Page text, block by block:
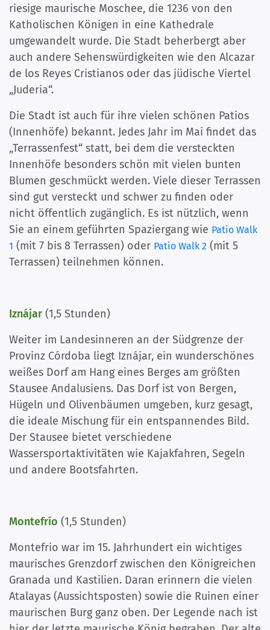
riesige maurische Moschee, die 1236 von den
Katholischen Königen in eine Kathedrale
umgewandelt wurde. Die Stadt beherbergt aber
auch andere Sehenswürdigkeiten wie den Alcazar
de los Reyes Cristianos oder das jüdische Viertel
„Juderia“.
Die Stadt ist auch für ihre vielen schönen Patios
(Innenhöfe) bekannt. Jedes Jahr im Mai findet das
„Terrassenfest“ statt, bei dem die versteckten
Innenhöfe besonders schön mit vielen bunten
Blumen geschmückt werden. Viele dieser Terrassen
sind gut versteckt und schwer zu finden oder
nicht öffentlich zugänglich. Es ist nützlich, wenn
Sie an einem geführten Spaziergang wie Patio Walk
1 (mit 7 bis 8 Terrassen) oder Patio Walk 2 (mit 5
Terrassen) teilnehmen können.
Iznájar (1,5 Stunden)
Weiter im Landesinneren an der Südgrenze der
Provinz Córdoba liegt Iznájar, ein wunderschönes
weißes Dorf am Hang eines Berges am größten
Stausee Andalusiens. Das Dorf ist von Bergen,
Hügeln und Olivenbäumen umgeben, kurz gesagt,
die ideale Mischung für ein entspannendes Bild.
Der Stausee bietet verschiedene
Wassersportaktivitäten wie Kajakfahren, Segeln
und andere Bootsfahrten.
Montefrío (1,5 Stunden)
Montefrio war im 15. Jahrhundert ein wichtiges
maurisches Grenzdorf zwischen den Königreichen
Granada und Kastilien. Daran erinnern die vielen
Atalayas (Aussichtsposten) sowie die Ruinen einer
maurischen Burg ganz oben. Der Legende nach ist